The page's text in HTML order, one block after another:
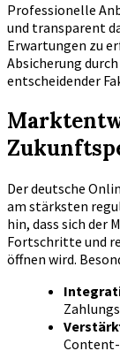
Professionelle
und transparent
Erwartungen zu
Absicherung
entscheidender
Der deutsche
am stärksten
hin, dass sich der
Fortschritte und
öffnen wird.